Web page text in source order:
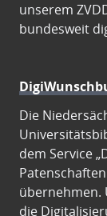
unserem
bundesweit
Die
dem Service
übernehmen.
die